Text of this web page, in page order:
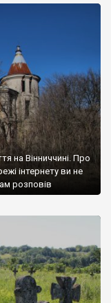
на Вінниччині. Про
інтернету ви не
розповів
вразив не лише